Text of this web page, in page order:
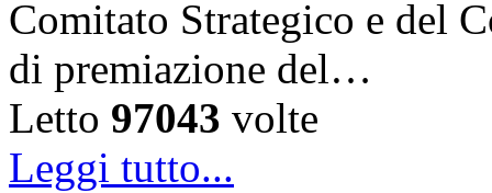
Comitato Strategico e del
di premiazione del…
Letto 97043 volte
Leggi tutto...